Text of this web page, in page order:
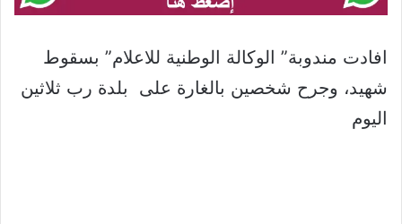
افادت مندوبة” الوكالة الوطنية للاعلام” بسقوط
شهيد، وجرح شخصين بالغارة على بلدة رب ثلاثين
اليوم